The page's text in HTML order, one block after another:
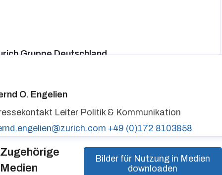
Gruppe Deutschland
O. Engelien
Leiter Politik & Kommunikation
+49 (0)172 8103858
Zugehörige
Medien
Bilder für Nutzung in Medien
downloaden